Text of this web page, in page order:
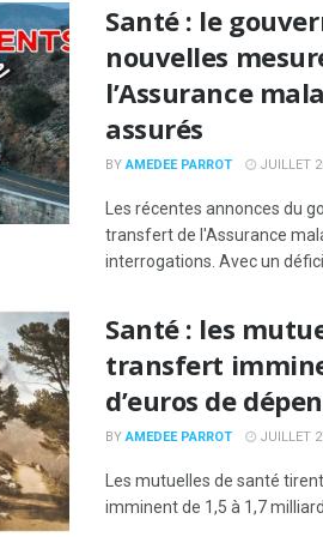
Santé : le
nouvelles
l’Assurance
assurés
BY AMEDEE PARROT JUILLET
Les récentes annonces du
transfert de l'Assurance
interrogations. Avec un déficit
Santé : les
transfert
d’euros de
BY AMEDEE PARROT JUILLET
Les mutuelles de santé
imminent de 1,5 à 1,7 milliard